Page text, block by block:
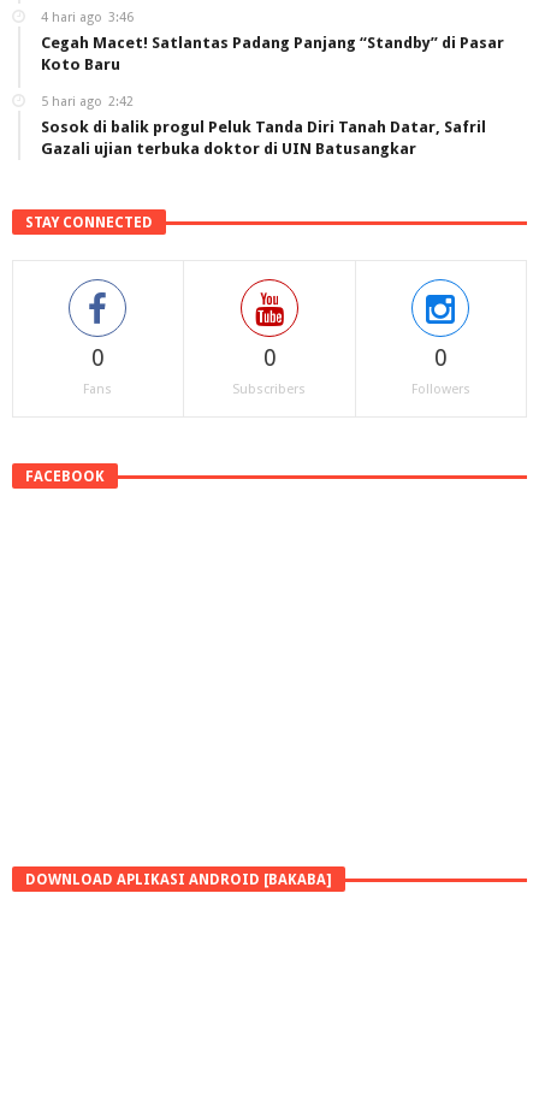
4 hari ago 3:46
Cegah Macet! Satlantas Padang Panjang “Standby” di Pasar
Koto Baru
5 hari ago 2:42
Sosok di balik progul Peluk Tanda Diri Tanah Datar, Safril
Gazali ujian terbuka doktor di UIN Batusangkar
STAY CONNECTED
0
Fans
0
Subscribers
0
Followers
FACEBOOK
DOWNLOAD APLIKASI ANDROID [BAKABA]